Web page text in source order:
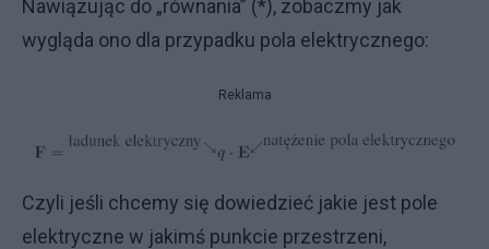
Nawiązując do „równania” (*), zobaczmy jak
wygląda ono dla przypadku pola elektrycznego:
Reklama
Czyli jeśli chcemy się dowiedzieć jakie jest pole
elektryczne w jakimś punkcie przestrzeni,